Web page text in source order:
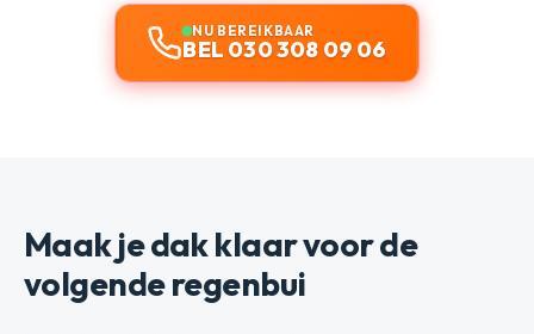
NU BEREIKBAAR
BEL 030 308 09 06
Maak je dak klaar voor de
volgende regenbui